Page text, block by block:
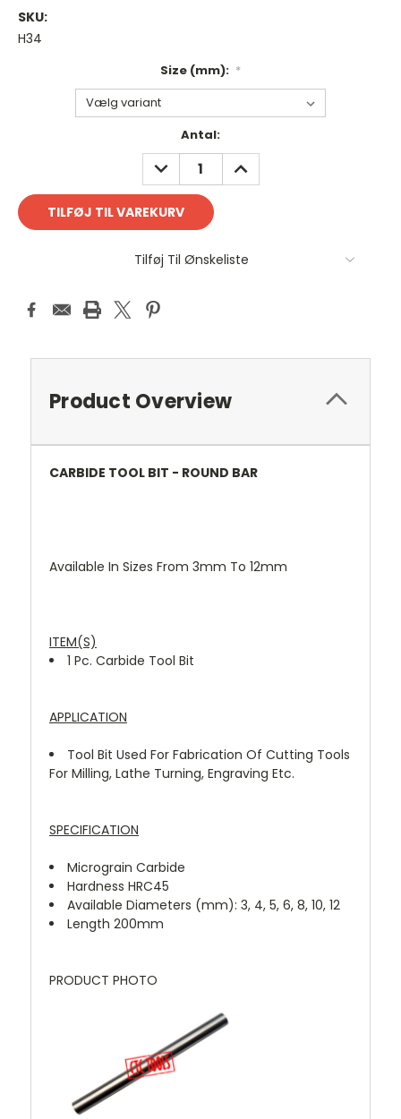
SKU:
H34
Size (mm): *
Antal:
REDUCER
ANTAL:
FORØG
ANTAL:
Tilføj Til Ønskeliste
Product Overview
CARBIDE TOOL BIT - ROUND BAR
Available In Sizes From 3mm To 12mm
ITEM(S)
1 Pc. Carbide Tool Bit
APPLICATION
Tool Bit Used For Fabrication Of Cutting Tools
For Milling, Lathe Turning, Engraving Etc.
SPECIFICATION
Micrograin Carbide
Hardness HRC45
Available Diameters (mm): 3, 4, 5, 6, 8, 10, 12
Length 200mm
PRODUCT PHOTO